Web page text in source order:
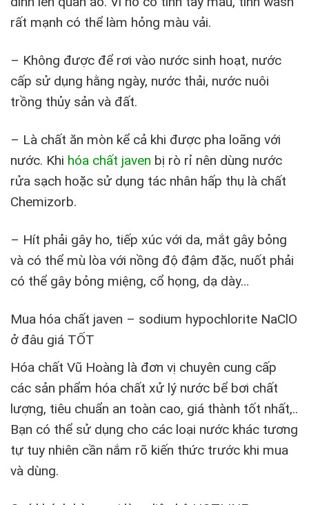
rất mạnh có thể làm hỏng màu vải.
– Không được để rơi vào nước sinh hoạt, nước
cấp sử dụng hằng ngày, nước thải, nước nuôi
trồng thủy sản và đất.
– Là chất ăn mòn kể cả khi được pha loãng với
nước. Khi hóa chất javen bị rò rỉ nên dùng nước
rửa sạch hoặc sử dụng tác nhân hấp thụ là chất
Chemizorb.
– Hít phải gây ho, tiếp xúc với da, mắt gây bỏng
và có thể mù lòa với nồng độ đậm đặc, nuốt phải
có thể gây bỏng miệng, cổ họng, dạ dày…
Mua hóa chất javen – sodium hypochlorite NaClO
ở đâu giá TỐT
Hóa chất Vũ Hoàng là đơn vị chuyên cung cấp
các sản phẩm hóa chất xử lý nước bể bơi chất
lượng, tiêu chuẩn an toàn cao, giá thành tốt nhất,..
Bạn có thể sử dụng cho các loại nước khác tương
tự tuy nhiên cần nắm rõ kiến thức trước khi mua
và dùng.